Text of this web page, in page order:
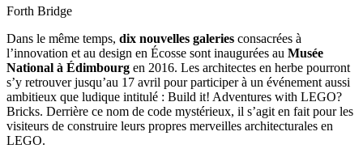
Forth Bridge
Dans le même temps, dix nouvelles galeries consacrées à
l’innovation et au design en Écosse sont inaugurées au Musée
National à Édimbourg en 2016. Les architectes en herbe pourront
s’y retrouver jusqu’au 17 avril pour participer à un événement aussi
ambitieux que ludique intitulé : Build it! Adventures with LEGO?
Bricks. Derrière ce nom de code mystérieux, il s’agit en fait pour les
visiteurs de construire leurs propres merveilles architecturales en
LEGO.